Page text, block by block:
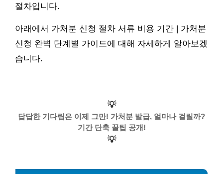
절차입니다.
아래에서 가처분 신청 절차 서류 비용 기간 | 가처분
신청 완벽 단계별 가이드에 대해 자세하게 알아보겠
습니다.
💡
답답한 기다림은 이제 그만! 가처분 발급, 얼마나 걸릴까?
기간 단축 꿀팁 공개!
💡